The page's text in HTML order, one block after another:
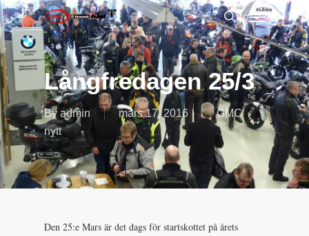
Skip
to
main
content
search
Menu
Långfredagen 25/3
By admin mars 17, 2016
GMC
nytt
Den 25:e Mars är det dags för startskottet på årets